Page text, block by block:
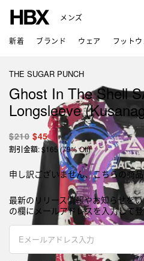
メンズ
新着 ブランド ウェア フットウ
THE SUGAR PUNCH
Ghost In The Shell
Longsleeve
$210 $45
割引金額: $165 (79% Off)
申し訳ございません、こちらの商品
最新のリリース情報やお知らせを
の欄にメールアドレスを入力して